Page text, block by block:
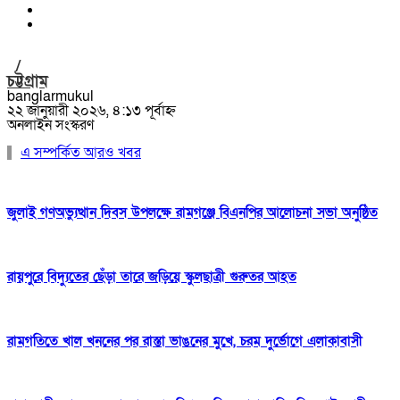
/
চট্টগ্রাম
banglarmukul
২২ জানুয়ারী ২০২৬, ৪:১৩ পূর্বাহ্ন
অনলাইন সংস্করণ
এ সম্পর্কিত আরও খবর
জুলাই গণঅভ্যুত্থান দিবস উপলক্ষে রামগঞ্জে বিএনপির আলোচনা সভা অনুষ্ঠিত
রায়পুরে বিদ্যুতের ছেঁড়া তারে জড়িয়ে স্কুলছাত্রী গুরুতর আহত
রামগতিতে খাল খননের পর রাস্তা ভাঙনের মুখে, চরম দুর্ভোগে এলাকাবাসী